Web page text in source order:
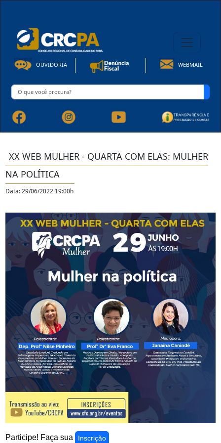
OUVIDORIA WEBMAIL
XX WEB MULHER - QUARTA COM ELAS: MULHER
NA POLÍTICA
Data: 29/06/2022 19:00h
Participe! Faça sua Inscrição